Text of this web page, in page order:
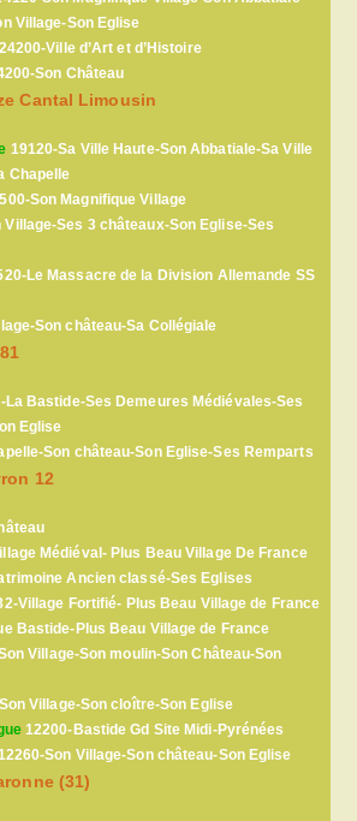
Village-Son Eglise
24200-Ville d’Art et d’Histoire
Son Château
Cantal Limousin
19120-Sa Ville Haute-Son Abbatiale-Sa Ville
Chapelle
Son Magnifique Village
Village-Ses 3 châteaux-Son Eglise-Ses
Le Massacre de la Division Allemande SS
Son château-Sa Collégiale
La Bastide-Ses Demeures Médiévales-Ses
Eglise
Son château-Son Eglise-Ses Remparts
12
Médiéval- Plus Beau Village De France
Ancien classé-Ses Eglises
Village Fortifié- Plus Beau Village de France
Bastide-Plus Beau Village de France
Village-Son moulin-Son Château-Son
Village-Son cloître-Son Eglise
12200-Bastide Gd Site Midi-Pyrénées
Son Village-Son château-Son Eglise
(31)